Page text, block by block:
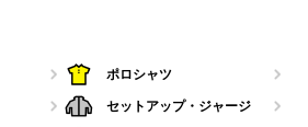
ポロシャツ
セットアップ・ジャージ